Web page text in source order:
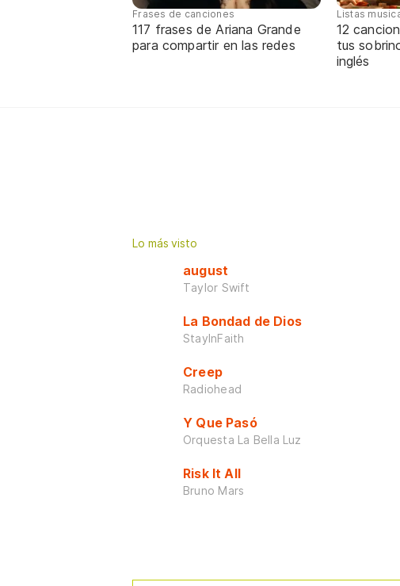
Frases de canciones
117 frases de Ariana Grande
para compartir en las redes
Listas
12
tus
inglés
Lo más visto
august
Taylor Swift
La Bondad de Dios
StayInFaith
Creep
Radiohead
Y Que Pasó
Orquesta La Bella Luz
Risk It All
Bruno Mars